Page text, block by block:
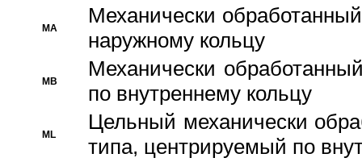
MA
Механически
наружному кольцу
MB
Механически
по внутреннему кольцу
ML
Цельный механически
типа, центрируемый по